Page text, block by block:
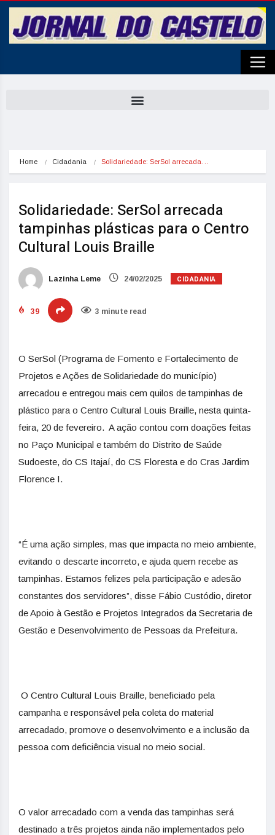
Home Cidadania Solidariedade: SerSol arrecada…
Solidariedade: SerSol arrecada
tampinhas plásticas para o Centro
Cultural Louis Braille
Lazinha Leme 24/02/2025 CIDADANIA
39 3 minute read
O SerSol (Programa de Fomento e Fortalecimento de
Projetos e Ações de Solidariedade do município)
arrecadou e entregou mais cem quilos de tampinhas de
plástico para o Centro Cultural Louis Braille, nesta quinta-
feira, 20 de fevereiro. A ação contou com doações feitas
no Paço Municipal e também do Distrito de Saúde
Sudoeste, do CS Itajaí, do CS Floresta e do Cras Jardim
Florence I.
“É uma ação simples, mas que impacta no meio ambiente,
evitando o descarte incorreto, e ajuda quem recebe as
tampinhas. Estamos felizes pela participação e adesão
constantes dos servidores”, disse Fábio Custódio, diretor
de Apoio à Gestão e Projetos Integrados da Secretaria de
Gestão e Desenvolvimento de Pessoas da Prefeitura.
O Centro Cultural Louis Braille, beneficiado pela
campanha e responsável pela coleta do material
arrecadado, promove o desenvolvimento e a inclusão da
pessoa com deficiência visual no meio social.
O valor arrecadado com a venda das tampinhas será
destinado a três projetos ainda não implementados pelo